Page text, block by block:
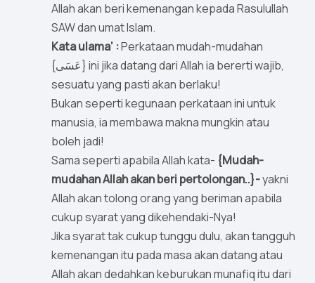
Allah akan beri kemenangan kepada Rasulullah
SAW dan umat Islam.
Kata ulama’ :Perkataan mudah-mudahan
{عَسَى} ini jika datang dari Allah ia bererti wajib,
sesuatu yang pasti akan berlaku!
Bukan seperti kegunaan perkataan ini untuk
manusia, ia membawa makna mungkin atau
boleh jadi!
Sama seperti apabila Allah kata- {Mudah-
mudahan Allah akan beri pertolongan..}-yakni
Allah akan tolong orang yang beriman apabila
cukup syarat yang dikehendaki-Nya!
Jika syarat tak cukup tunggu dulu, akan tangguh
kemenangan itu pada masa akan datang atau
Allah akan dedahkan keburukan munafiq itu dari